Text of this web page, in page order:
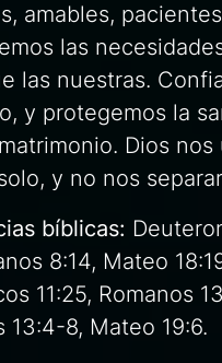
amables,
las
las nuestras.
y protegemos la
Dios nos
y no nos
bíblicas:
8:14, Mateo
11:25, Romanos
13:4-8, Mateo 19:6.